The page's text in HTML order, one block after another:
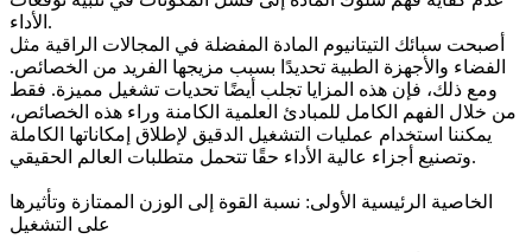
الأداء.
أصبحت سبائك التيتانيوم المادة المفضلة في المجالات الراقية مثل
الفضاء والأجهزة الطبية تحديدًا بسبب مزيجها الفريد من الخصائص.
ومع ذلك، فإن هذه المزايا تجلب أيضًا تحديات تشغيل مميزة. فقط
من خلال الفهم الكامل للمبادئ العلمية الكامنة وراء هذه الخصائص،
يمكننا استخدام عمليات التشغيل الدقيق لإطلاق إمكاناتها الكاملة
وتصنيع أجزاء عالية الأداء حقًا تتحمل متطلبات العالم الحقيقي.
الخاصية الرئيسية الأولى: نسبة القوة إلى الوزن الممتازة وتأثيرها
على التشغيل